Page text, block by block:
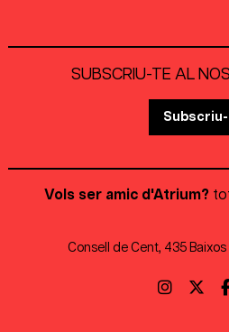
SUBSCRIU-TE AL
Vols ser amic d'Atrium?
Consell de Cent, 435
Link a